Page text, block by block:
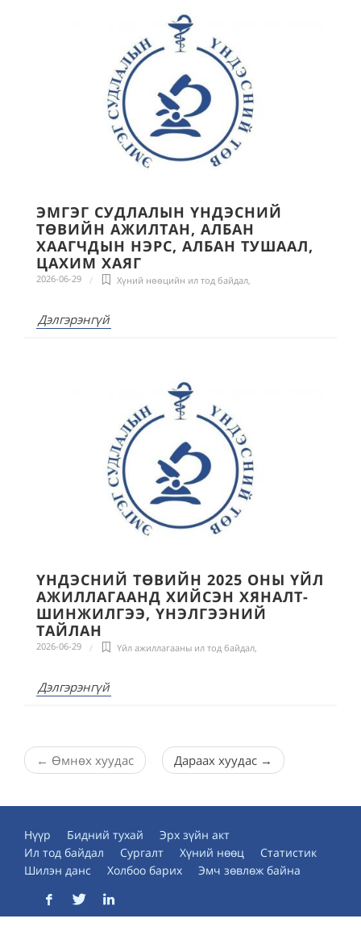
ЭМГЭГ СУДЛАЛЫН ҮНДЭСНИЙ
ТӨВИЙН АЖИЛТАН, АЛБАН
ХААГЧДЫН НЭРС, АЛБАН ТУШААЛ,
ЦАХИМ ХАЯГ
2026-06-29 Хүний нөөцийн ил тод байдал,
Дэлгэрэнгүй
ҮНДЭСНИЙ ТӨВИЙН 2025 ОНЫ ҮЙЛ
АЖИЛЛАГААНД ХИЙСЭН ХЯНАЛТ-
ШИНЖИЛГЭЭ, ҮНЭЛГЭЭНИЙ
ТАЙЛАН
2026-06-29 Үйл ажиллагааны ил тод байдал,
Дэлгэрэнгүй
← Өмнөх хуудас Дараах хуудас →
Нүүр Бидний тухай
Эрх зүйн акт
Ил тод байдал
Сургалт Хүний нөөц
Статистик
Шилэн данс
Холбоо барих Эмч зөвлөж байна